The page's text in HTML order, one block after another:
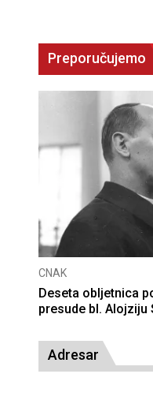
Preporučujemo
CNAK
Deseta obljetnica
presude bl. Alojziju
Adresar